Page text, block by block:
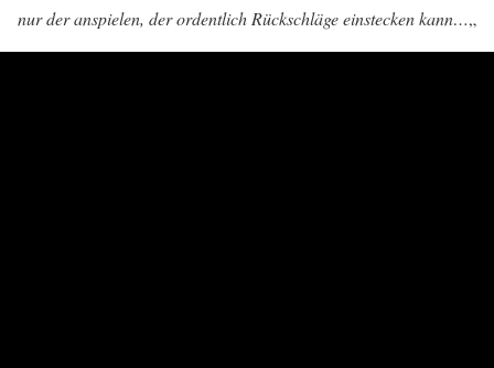
nur der anspielen, der ordentlich Rückschläge einstecken kann…„